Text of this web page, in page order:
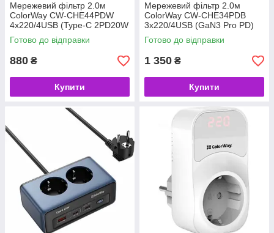
Мережевий фільтр 2.0м
СolorWay CW-CHE44PDW
4x220/4USB (Type-C 2PD20W
+ 2USB QC3.0) (код 157939)
Готово до відправки
880 ₴
Купити
Мережевий фільтр 2.0м
СolorWay CW-CHE34PDB
3x220/4USB (GaN3 Pro PD)
(код 157938)
Готово до відправки
1 350 ₴
Купити